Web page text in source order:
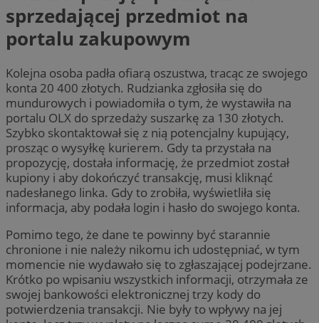
sprzedającej przedmiot na
portalu zakupowym
Kolejna osoba padła ofiarą oszustwa, tracąc ze swojego
konta 20 400 złotych. Rudzianka zgłosiła się do
mundurowych i powiadomiła o tym, że wystawiła na
portalu OLX do sprzedaży suszarkę za 130 złotych.
Szybko skontaktował się z nią potencjalny kupujący,
prosząc o wysyłkę kurierem. Gdy ta przystała na
propozycję, dostała informację, że przedmiot został
kupiony i aby dokończyć transakcję, musi kliknąć
nadesłanego linka. Gdy to zrobiła, wyświetliła się
informacja, aby podała login i hasło do swojego konta.
Pomimo tego, że dane te powinny być starannie
chronione i nie należy nikomu ich udostępniać, w tym
momencie nie wydawało się to zgłaszającej podejrzane.
Krótko po wpisaniu wszystkich informacji, otrzymała ze
swojej bankowości elektronicznej trzy kody do
potwierdzenia transakcji. Nie były to wpływy na jej